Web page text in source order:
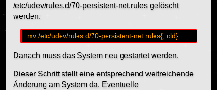
/etc/udev/rules.d/70-persistent-net.rules gelöscht
werden:
Danach muss das System neu gestartet werden.
Dieser Schritt stellt eine entsprechend weitreichende
Änderung am System da. Eventuelle